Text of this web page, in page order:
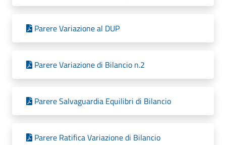
Parere Variazione al DUP
Parere Variazione di Bilancio n.2
Parere Salvaguardia Equilibri di Bilancio
Parere Ratifica Variazione di Bilancio